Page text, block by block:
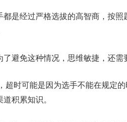
是经过严格选拔的高智商，按
避免这种情况，思维敏捷，还需
超时可能是因为选手不能在规定
积累知识。